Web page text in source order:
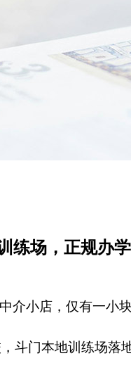
练场，正规办
小店，仅有一小
斗门本地训练场